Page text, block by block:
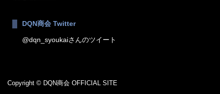
DQN商会 Twitter
@dqn_syoukaiさんのツイート
Copyright © DQN商会 OFFICIAL SITE